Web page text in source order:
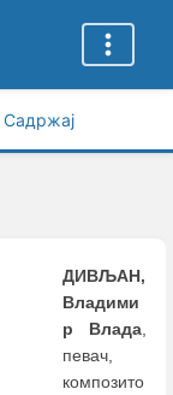
Садржај
ДИВЉАН,
Владими
р Влада,
певач,
композито